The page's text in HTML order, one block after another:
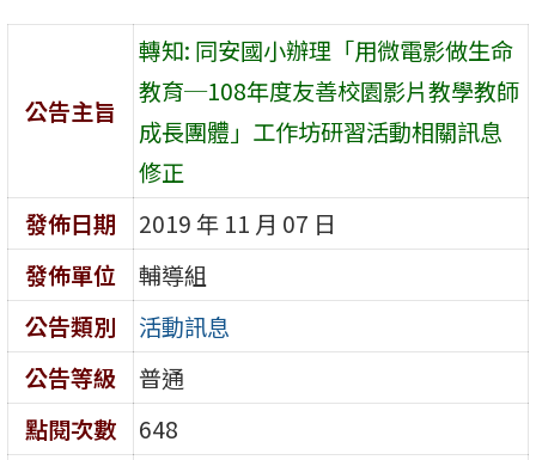
公告主旨
轉知: 同安國小辦理「用微電影做生命
教育─108年度友善校園影片教學教師
成長團體」工作坊研習活動相關訊息
修正
發佈日期
2019 年 11 月 07 日
發佈單位
輔導組
公告類別
活動訊息
公告等級
普通
點閱次數
648